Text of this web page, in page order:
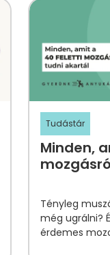
Tudástár
Minden,
Tényleg
még ugrálni?
érdemes